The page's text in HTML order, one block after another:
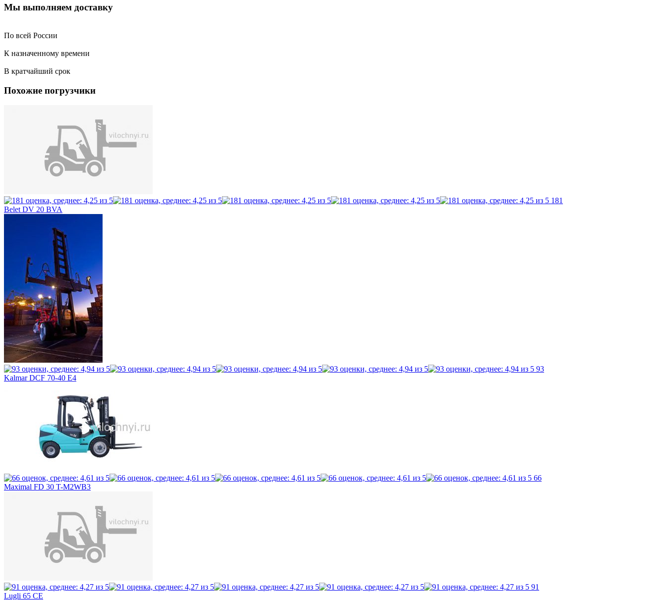
Мы выполняем доставку
По всей России
К назначенному времени
В кратчайший срок
Похожие погрузчики
181
Belet DV 20 BVA
93
Kalmar DCF 70-40 E4
66
Maximal FD 30 T-M2WB3
91
Lugli 65 CE